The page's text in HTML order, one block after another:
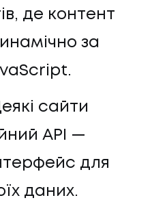
де контент
за
сайти
API —
для
даних.